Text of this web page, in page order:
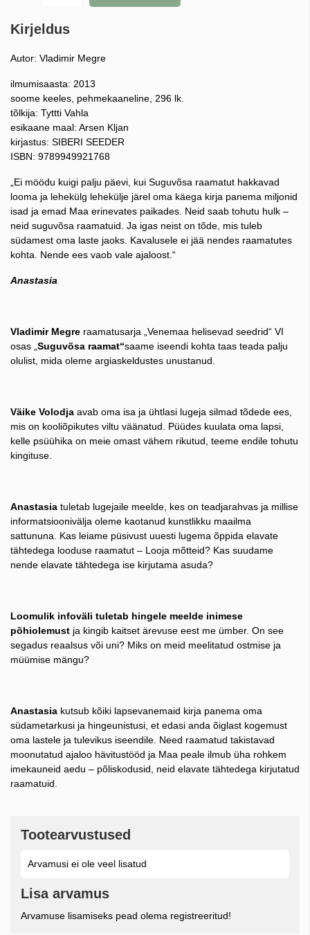
Kirjeldus
Autor: Vladimir Megre
ilmumisaasta: 2013
soome keeles, pehmekaaneline, 296 lk.
tõlkija: Tyttti Vahla
esikaane maal: Arsen Kljan
kirjastus: SIBERI SEEDER
ISBN: 9789949921768
„Ei möödu kuigi palju päevi, kui Suguvõsa raamatut hakkavad
looma ja lehekülg lehekülje järel oma käega kirja panema miljonid
isad ja emad Maa erinevates paikades. Neid saab tohutu hulk –
neid suguvõsa raamatuid. Ja igas neist on tõde, mis tuleb
südamest oma laste jaoks. Kavalusele ei jää nendes raamatutes
kohta. Nende ees vaob vale ajaloost.“
Anastasia
Vladimir Megre raamatusarja „Venemaa helisevad seedrid“ VI
osas „ Suguvõsa raamat“saame iseendi kohta taas teada palju
olulist, mida oleme argiaskeldustes unustanud.
Väike Volodja avab oma isa ja ühtlasi lugeja silmad tõdede ees,
mis on kooliõpikutes viltu väänatud. Püüdes kuulata oma lapsi,
kelle psüühika on meie omast vähem rikutud, teeme endile tohutu
kingituse.
Anastasia tuletab lugejaile meelde, kes on teadjarahvas ja millise
informatsioonivälja oleme kaotanud kunstlikku maailma
sattununa. Kas leiame püsivust uuesti lugema õppida elavate
tähtedega looduse raamatut – Looja mõtteid? Kas suudame
nende elavate tähtedega ise kirjutama asuda?
Loomulik infoväli tuletab hingele meelde inimese
põhiolemust ja kingib kaitset ärevuse eest me ümber. On see
segadus reaalsus või uni? Miks on meid meelitatud ostmise ja
müümise mängu?
Anastasia kutsub kõiki lapsevanemaid kirja panema oma
südametarkusi ja hingeunistusi, et edasi anda õiglast kogemust
oma lastele ja tulevikus iseendile. Need raamatud takistavad
moonutatud ajaloo hävitustööd ja Maa peale ilmub üha rohkem
imekauneid aedu – põliskodusid, neid elavate tähtedega kirjutatud
raamatuid.
Tootearvustused
Arvamusi ei ole veel lisatud
Lisa arvamus
Arvamuse lisamiseks pead olema registreeritud!